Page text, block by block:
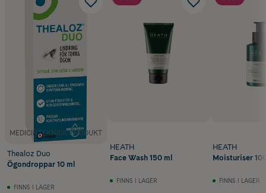
MEDICINTEKNISK PRODUKT
Thealoz Duo
Ögondroppar 10 ml
FINNS I LAGER
HEATH
Face Wash 150 ml
FINNS I LAGER
HEATH
Moisturiser
FINNS I LAGER